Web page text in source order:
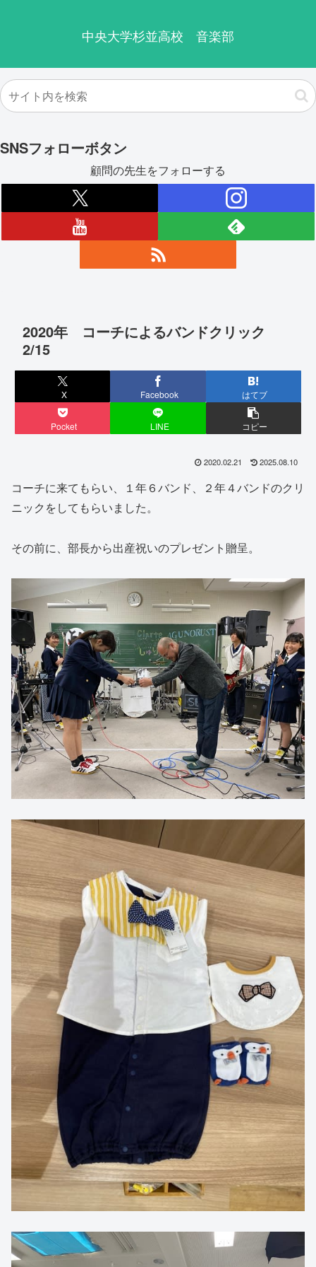
中央大学杉並高校 音楽部
SNSフォローボタン
顧問の先生をフォローする
2020年 コーチによるバンドクリック
2/15
X Facebook はてブ
Pocket LINE コピー
2020.02.21 2025.08.10
コーチに来てもらい、１年６バンド、２年４バンドのクリ
ニックをしてもらいました。
その前に、部長から出産祝いのプレゼント贈呈。